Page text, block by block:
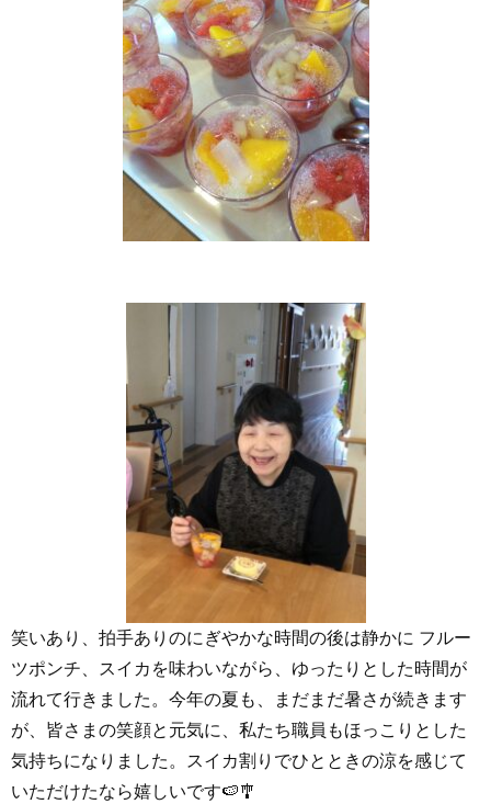
笑いあり、拍手ありのにぎやかな時間の後は静かに フルー
ツポンチ、スイカを味わいながら、ゆったりとした時間が
流れて行きました。今年の夏も、まだまだ暑さが続きます
が、皆さまの笑顔と元気に、私たち職員もほっこりとした
気持ちになりました。スイカ割りでひとときの涼を感じて
いただけたなら嬉しいです🍉🎐